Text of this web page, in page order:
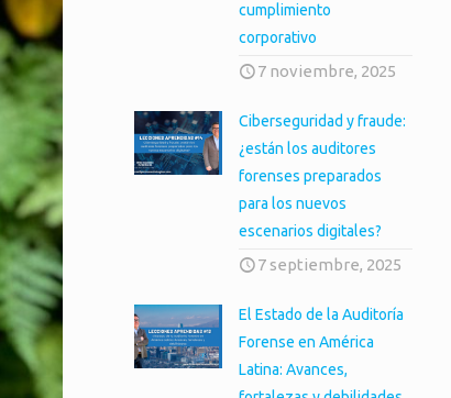
cumplimiento
corporativo
7 noviembre, 2025
Ciberseguridad y fraude:
¿están los auditores
forenses preparados
para los nuevos
escenarios digitales?
7 septiembre, 2025
El Estado de la Auditoría
Forense en América
Latina: Avances,